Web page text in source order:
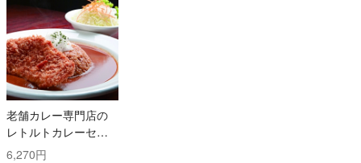
老舗カレー専門店の
レトルトカレーセッ
ト
6,270円